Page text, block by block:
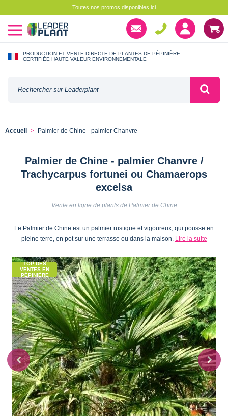
Toutes nos promos disponibles ici
PRODUCTION ET VENTE DIRECTE DE PLANTES DE PÉPINIÈRE
CERTIFIÉE HAUTE VALEUR ENVIRONNEMENTALE
Accueil Palmier de Chine - palmier Chanvre
Palmier de Chine - palmier Chanvre /
Trachycarpus fortunei ou Chamaerops
excelsa
Vente en ligne de plants de Palmier de Chine
Le Palmier de Chine est un palmier rustique et vigoureux, qui pousse en
pleine terre, en pot sur une terrasse ou dans la maison. Lire la suite
TOP DES
VENTES EN
PÉPINIÈRE